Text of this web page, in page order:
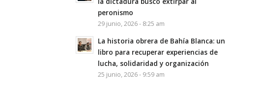
peronismo
29 junio, 2026 - 8:25 am
La historia obrera de Bahía Blanca: un
libro para recuperar experiencias de
lucha, solidaridad y organización
25 junio, 2026 - 9:59 am